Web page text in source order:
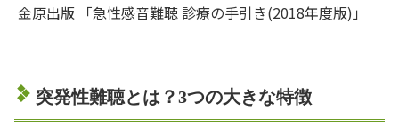
金原出版 「急性感音難聴 診療の手引き(2018年度版)」
突発性難聴とは？3つの大きな特徴